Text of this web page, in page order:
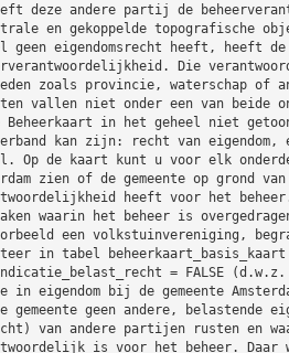
deze andere partij de
en gekoppelde topografische
geen eigendomsrecht heeft, heeft de
Die
zoals provincie, waterschap of
vallen niet onder een van beide
Beheerkaart in het geheel niet
kan zijn: recht van
Op de kaart kunt u voor elk
zien of de gemeente op grond
heeft voor het
waarin het beheer is
een volkstuinvereniging,
in tabel
= FALSE
in eigendom bij de gemeente
gemeente geen andere, belastende
van andere partijen rusten en
is voor het beheer. Daar